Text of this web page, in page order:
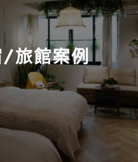
/旅館案例